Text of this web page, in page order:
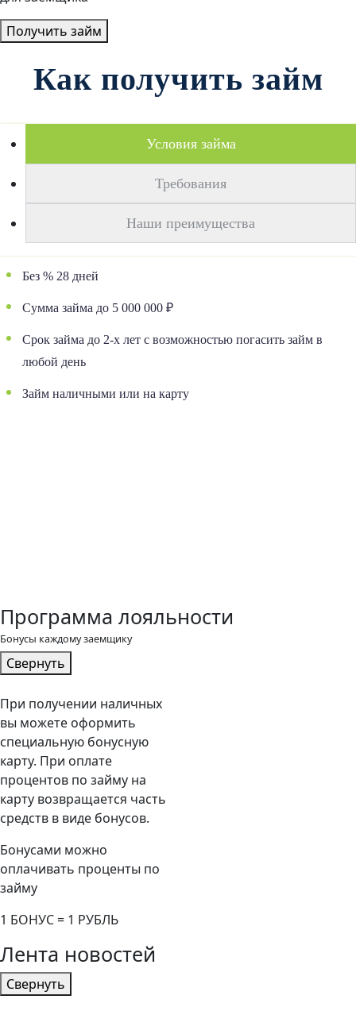
Получить займ
Как получить займ
Условия займа
Требования
Наши преимущества
Без % 28 дней
Сумма займа до 5 000 000 ₽
Срок займа до 2-х лет с возможностью погасить займ в
любой день
Займ наличными или на карту
Программа лояльности
Бонусы каждому заемщику
Свернуть
При получении наличных
вы можете оформить
специальную бонусную
карту. При оплате
процентов по займу на
карту возвращается часть
средств в виде бонусов.
Бонусами можно
оплачивать проценты по
займу
1 БОНУС = 1 РУБЛЬ
Лента новостей
Свернуть